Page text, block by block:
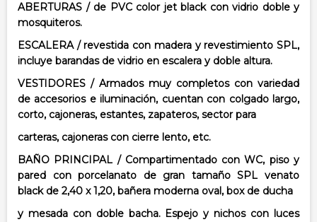
ABERTURAS / de PVC color jet black con vidrio doble y
mosquiteros.
ESCALERA / revestida con madera y revestimiento SPL,
incluye barandas de vidrio en escalera y doble altura.
VESTIDORES / Armados muy completos con variedad
de accesorios e iluminación, cuentan con colgado largo,
corto, cajoneras, estantes, zapateros, sector para
carteras, cajoneras con cierre lento, etc.
BAÑO PRINCIPAL / Compartimentado con WC, piso y
pared con porcelanato de gran tamaño SPL venato
black de 2,40 x 1,20, bañera moderna oval, box de ducha
y mesada con doble bacha. Espejo y nichos con luces